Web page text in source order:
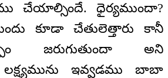
చేయాల్సిందే. ధైర్యముందా?
కూడా చేతులెత్తారు కానీ
జరుగుతుందా అని
లక్ష్యమును ఇవ్వడము బాబా